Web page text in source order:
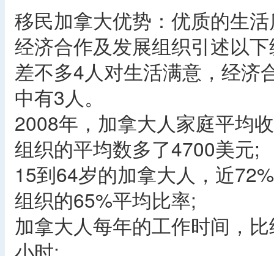
移民加拿大优势：优质的生
经济合作及发展组织引述以
差不多4人对生活满意，经济
中有3人。
2008年，加拿大人家庭平均
组织的平均数多了4700美元;
15到64岁的加拿大人，近
组织的65%平均比率;
加拿大人每年的工作时间，